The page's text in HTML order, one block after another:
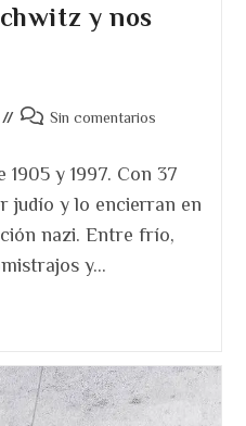
y nos
Comentarios
entrada:
Sin comentarios
y 1997. Con 37
judío y lo encierran en
nazi. Entre frío,
y…